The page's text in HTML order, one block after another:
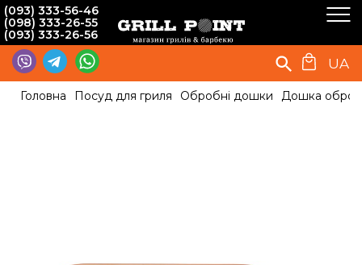
(093) 333-56-46
(098) 333-26-55
(093) 333-26-56
UA
Головна Посуд для гриля Обробні дошки Дошка